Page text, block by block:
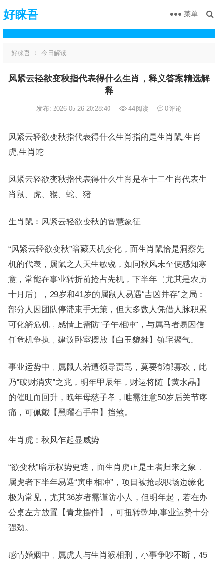
好睐吾 菜单
好睐吾 今日解读
风紧云轻欲变秋指代表得什么生肖，释义答案精选解
释
发布: 2026-05-26 20:28:40 44阅读 0评论
风紧云轻欲变秋指代表得什么生肖指的是生肖鼠,生肖
虎,生肖蛇
风紧云轻欲变秋指代表得什么生肖是在十二生肖代表生
肖鼠、虎、猴、蛇、猪
生肖鼠：风紧云轻欲变秋的智慧象征
“风紧云轻欲变秋”暗藏天机变化，而生肖鼠恰是洞察先
机的代表，属鼠之人天生敏锐，如同秋风未至便感知寒
意，常能在事业转折前抢占先机，下半年（尤其是农历
十月后），29岁和41岁的属鼠人易遇“吉凶并存”之局：
部分人因团队停滞束手无策，但大多数人凭借人脉积累
可化解危机，感情上需防“子午相冲”，与属马者易因信
任危机争执，建议卧室摆放【白玉貔貅】镇宅聚气。
事业运势中，属鼠人若遭领导责骂，莫要郁郁寡欢，此
乃“破财消灾”之兆，明年甲辰年，财运将随【黄水晶】
的催旺而回升，晚年母慈子孝，唯需注意50岁后关节疼
痛，可佩戴【黑曜石手串】挡煞。
生肖虎：秋风乍起显威势
“欲变秋”暗示权势更迭，而生肖虎正是王者归来之象，
属虎者下半年易遇“寅申相冲”，项目被抢或职场边缘化
极为常见，尤其36岁者需谨防小人，但明年起，若在办
公桌左方放置【青龙摆件】，可扭转乾坤,事业运势十分
强劲。
感情婚姻中，属虎人与生肖猴相刑，小事争吵不断，45